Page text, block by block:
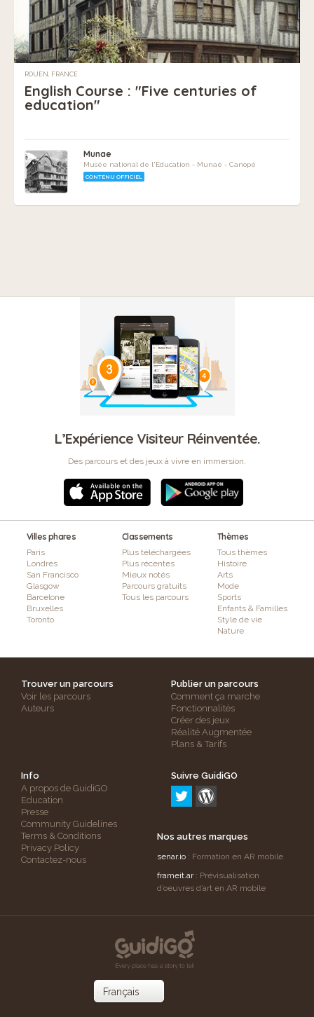
ROUEN, FRANCE
English Course : "Five centuries of
education"
Munae
Musée national de l'Education - Munaé - Canopé
CONTENU OFFICIEL
L’Expérience Visiteur Réinventée.
Des parcours et des jeux à vivre en immersion.
Villes phares
Paris
Londres
San Francisco
Glasgow
Barcelone
Bruxelles
Toronto
Classements
Plus téléchargées
Plus récentes
Mieux notés
Parcours gratuits
Tous les parcours
Thèmes
Tous thèmes
Histoire
Arts
Mode
Sports
Enfants & Familles
Style de vie
Nature
Trouver un parcours
Voir les parcours
Auteurs
Publier un parcours
Comment ça marche
Fonctionnalités
Créer des jeux
Réalité Augmentée
Plans & Tarifs
Info
A propos de GuidiGO
Education
Presse
Community Guidelines
Terms & Conditions
Privacy Policy
Contactez-nous
Suivre GuidiGO
Nos autres marques
senar.io : Formation en AR mobile
frameit.ar: Prévisualisation
d’oeuvres d’art en AR mobile